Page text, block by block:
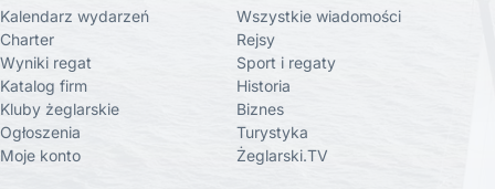
Kalendarz wydarzeń
Charter
Wyniki regat
Katalog firm
Kluby żeglarskie
Ogłoszenia
Moje konto
Wszystkie wiadomości
Rejsy
Sport i regaty
Historia
Biznes
Turystyka
Żeglarski.TV